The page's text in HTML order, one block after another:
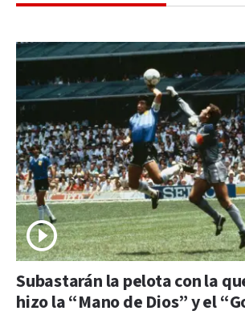
Subastarán la pelota con la
hizo la “Mano de Dios” y el